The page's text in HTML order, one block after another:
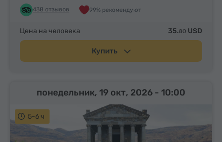
438 отзывов 99% рекомендуют
Цена на человека 35.80 USD
Купить
5-6 ч
понедельник, 19 окт, 2026 - 10:00